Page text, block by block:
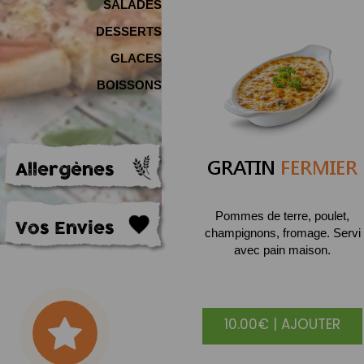
SALADES
DESSERTS
GLACES
BOISSONS
Allergènes
Vos Envies
GRATIN FERMIER
Pommes de terre, poulet,
champignons, fromage. Servi
avec pain maison.
10.00€ | AJOUTER